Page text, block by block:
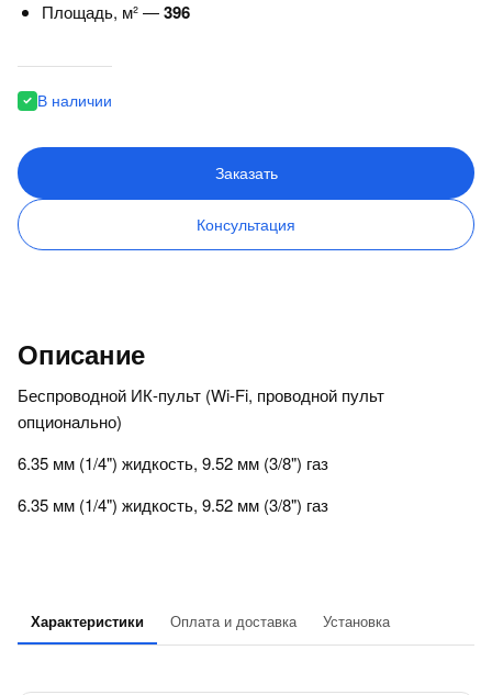
Площадь, м² —396
В наличии
Заказать
Консультация
Описание
Беспроводной ИК-пульт (Wi-Fi, проводной пульт
опционально)
6.35 мм (1/4") жидкость, 9.52 мм (3/8") газ
6.35 мм (1/4") жидкость, 9.52 мм (3/8") газ
Характеристики Оплата и доставка Установка